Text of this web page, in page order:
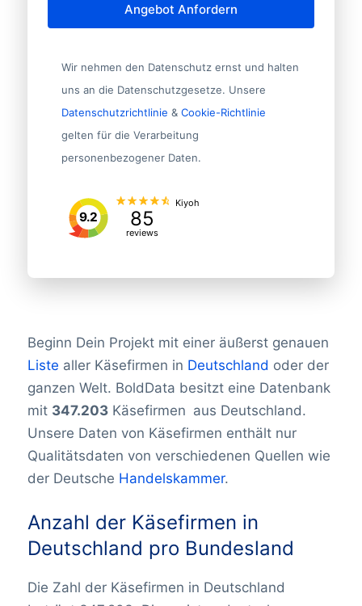
Angebot Anfordern
Wir nehmen den Datenschutz ernst und halten
uns an die Datenschutzgesetze. Unsere
Datenschutzrichtlinie & Cookie-Richtlinie
gelten für die Verarbeitung
personenbezogener Daten.
9.2 85
reviews
Kiyoh
Beginn Dein Projekt mit einer äußerst genauen
Liste aller Käsefirmen in Deutschland oder der
ganzen Welt. BoldData besitzt eine Datenbank
mit 347.203Käsefirmen aus Deutschland.
Unsere Daten von Käsefirmen enthält nur
Qualitätsdaten von verschiedenen Quellen wie
der Deutsche Handelskammer.
Anzahl der Käsefirmen in
Deutschland pro Bundesland
Die Zahl der Käsefirmen in Deutschland